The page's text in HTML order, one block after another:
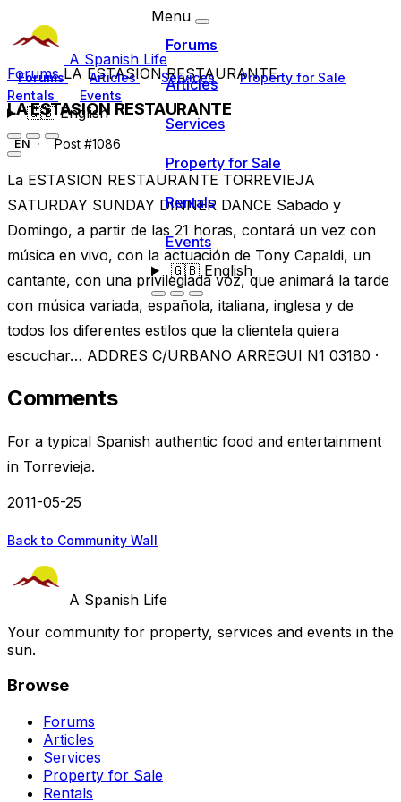
A Spanish Life
Forums Articles Services
Property for Sale
Rentals
Events
🇬🇧English
Menu
Forums
Articles
Services
Property for Sale
Rentals
Events
🇬🇧English
ForumsLA ESTASION RESTAURANTE
LA ESTASION RESTAURANTE
EN Post #1086
La ESTASION RESTAURANTE TORREVIEJA
SATURDAY SUNDAY DINNER DANCE Sabado y
Domingo, a partir de las 21 horas, contará un vez con
música en vivo, con la actuación de Tony Capaldi, un
cantante, con una privilegiada voz, que animará la tarde
con música variada, española, italiana, inglesa y de
todos los diferentes estilos que la clientela quiera
escuchar… ADDRES C/URBANO ARREGUI N1 03180 ·
Comments
For a typical Spanish authentic food and entertainment
in Torrevieja.
2011-05-25
Back to Community Wall
A Spanish Life
Your community for property, services and events in the
sun.
Browse
Forums
Articles
Services
Property for Sale
Rentals